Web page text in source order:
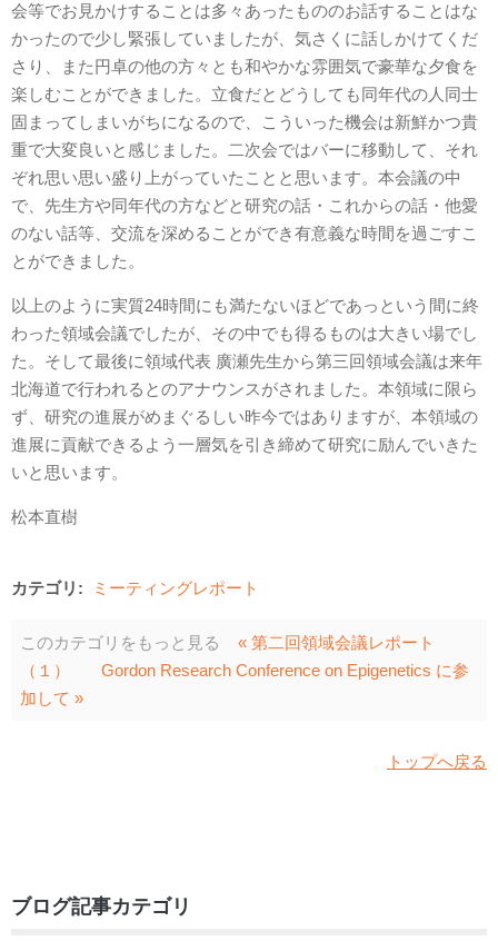
会等でお見かけすることは多々あったもののお話することはな
かったので少し緊張していましたが、気さくに話しかけてくだ
さり、また円卓の他の方々とも和やかな雰囲気で豪華な夕食を
楽しむことができました。立食だとどうしても同年代の人同士
固まってしまいがちになるので、こういった機会は新鮮かつ貴
重で大変良いと感じました。二次会ではバーに移動して、それ
ぞれ思い思い盛り上がっていたことと思います。本会議の中
で、先生方や同年代の方などと研究の話・これからの話・他愛
のない話等、交流を深めることができ有意義な時間を過ごすこ
とができました。
以上のように実質24時間にも満たないほどであっという間に終
わった領域会議でしたが、その中でも得るものは大きい場でし
た。そして最後に領域代表 廣瀬先生から第三回領域会議は来年
北海道で行われるとのアナウンスがされました。本領域に限ら
ず、研究の進展がめまぐるしい昨今ではありますが、本領域の
進展に貢献できるよう一層気を引き締めて研究に励んでいきた
いと思います。
松本直樹
カテゴリ: ミーティングレポート
このカテゴリをもっと見る
« 第二回領域会議レポート
（１）
Gordon Research Conference on Epigenetics に参
加して »
トップへ戻る
ブログ記事カテゴリ